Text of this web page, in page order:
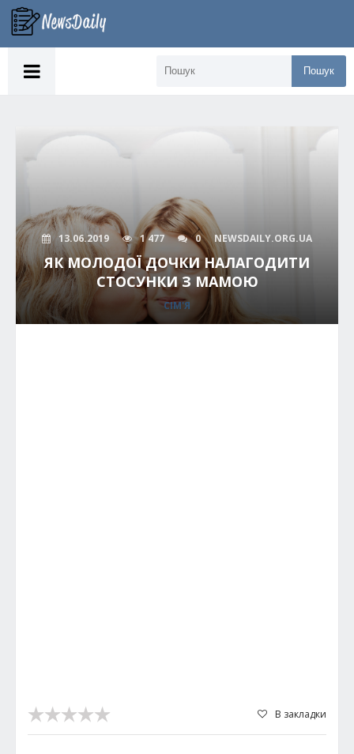
Пошук
13.06.2019 1 477 0 NEWSDAILY.ORG.UA
ЯК МОЛОДОЇ ДОЧКИ НАЛАГОДИТИ
СТОСУНКИ З МАМОЮ
СІМ'Я
В закладки